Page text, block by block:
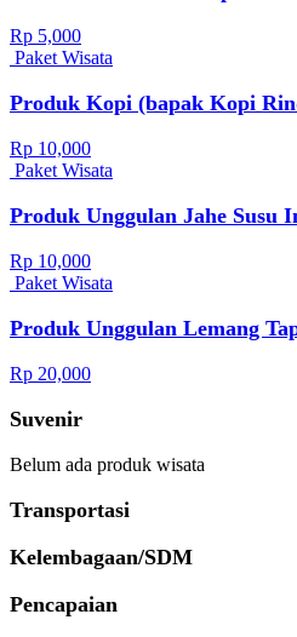
Rp 5,000
Paket Wisata
Produk Kopi (bapak Kopi
Rp 10,000
Paket Wisata
Produk Unggulan Jahe Susu
Rp 10,000
Paket Wisata
Produk Unggulan Lemang
Rp 20,000
Suvenir
Belum ada produk wisata
Transportasi
Kelembagaan/SDM
Pencapaian